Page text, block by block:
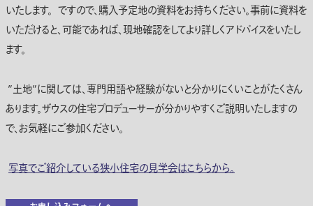
いたします。 ですので、購入予定地の資料をお持ちください。事前に資料を
いただけると、可能であれば、現地確認をしてより詳しくアドバイスをいたし
ます。
”土地”に関しては、専門用語や経験がないと分かりにくいことがたくさん
あります。ザウスの住宅プロデューサーが分かりやすくご説明いたしますの
で、お気軽にご参加ください。
写真でご紹介している狭小住宅の見学会はこちらから。